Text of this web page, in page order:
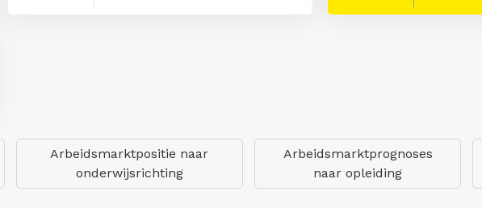
Arbeidsmarktpositie naar
onderwijsrichting
Arbeidsmarktprognoses
naar opleiding